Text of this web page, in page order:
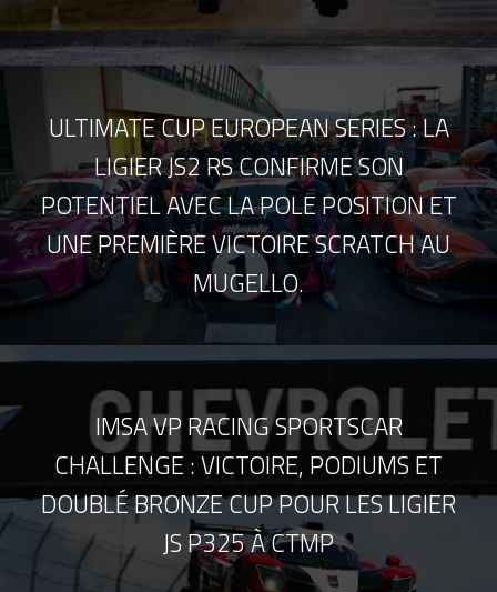
ULTIMATE CUP EUROPEAN SERIES : LA
LIGIER JS2 RS CONFIRME SON
POTENTIEL AVEC LA POLE POSITION ET
UNE PREMIÈRE VICTOIRE SCRATCH AU
MUGELLO.
IMSA VP RACING SPORTSCAR
CHALLENGE : VICTOIRE, PODIUMS ET
DOUBLÉ BRONZE CUP POUR LES LIGIER
JS P325 À CTMP